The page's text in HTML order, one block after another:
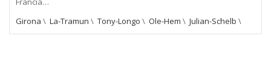
Girona \ La-Tramun \ Tony-Longo \ Ole-Hem \ Julian-Schelb \